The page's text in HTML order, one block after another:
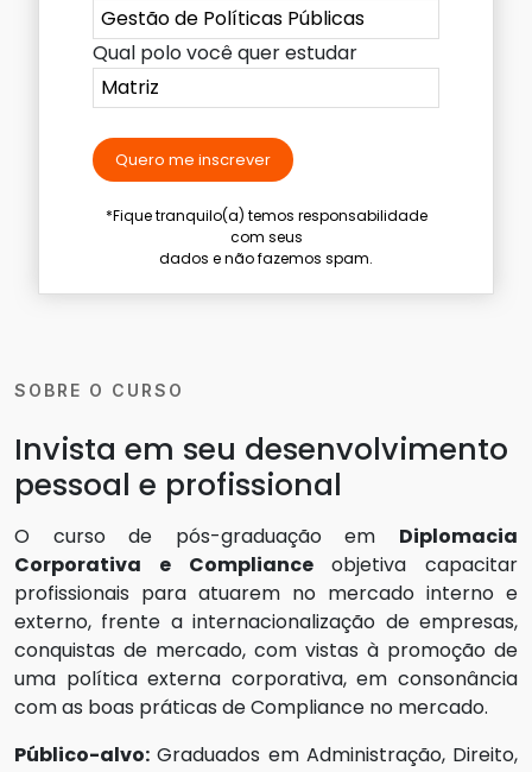
SOBRE O CURSO
Invista em seu desenvolvimento
pessoal e profissional
O curso de pós-graduação em Diplomacia
Corporativa e Complianceobjetiva capacitar
profissionais para atuarem no mercado interno e
externo, frente a internacionalização de empresas,
conquistas de mercado, com vistas à promoção de
uma política externa corporativa, em consonância
com as boas práticas de Compliance no mercado.
Público-alvo: Graduados em Administração, Direito,
Qual polo você quer estudar
Quero me inscrever
*Fique tranquilo(a) temos responsabilidade
com seus
dados e não fazemos spam.